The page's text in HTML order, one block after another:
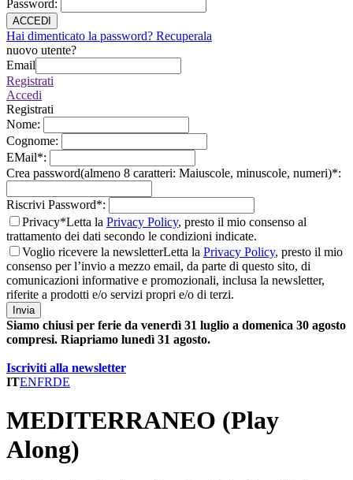
Password:
ACCEDI
Hai dimenticato la password? Recuperala
nuovo utente?
Email
Registrati
Accedi
Registrati
Nome:
Cognome:
EMail*:
Crea password(almeno 8 caratteri: Maiuscole, minuscole, numeri)*:
Riscrivi Password*:
Privacy*Letta la Privacy Policy, presto il mio consenso al
trattamento dei dati secondo le condizioni indicate.
Voglio ricevere la newsletterLetta la Privacy Policy, presto il mio
consenso per l’invio a mezzo email, da parte di questo sito, di
comunicazioni informative e promozionali, inclusa la newsletter,
riferite a prodotti e/o servizi propri e/o di terzi.
Invia
Siamo chiusi per ferie da venerdì 31 luglio a domenica 30 agosto
compresi. Riapriamo lunedì 31 agosto.
Iscriviti alla newsletter
ITENFRDE
MEDITERRANEO (Play
Along)